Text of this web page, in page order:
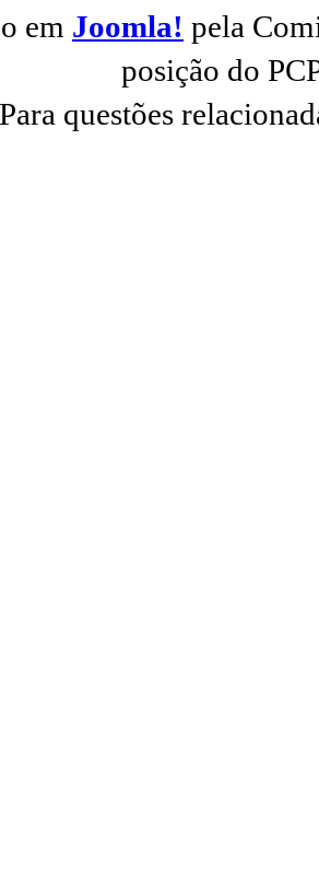
em Joomla! pela
posição do
Para questões